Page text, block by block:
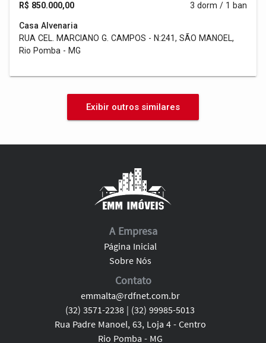
R$ 850.000,00 3 dorm / 1 ban
Casa Alvenaria
RUA CEL. MARCIANO G. CAMPOS - N:241, SÃO MANOEL,
Rio Pomba - MG
Exibir outros similares
A Empresa
Página Inicial
Sobre Nós
Contato
emmalta@rdfnet.com.br
(32) 3571-2238 | (32) 99985-5013
Rua Padre Manoel, 63, Loja 4 - Centro
Rio Pomba - MG